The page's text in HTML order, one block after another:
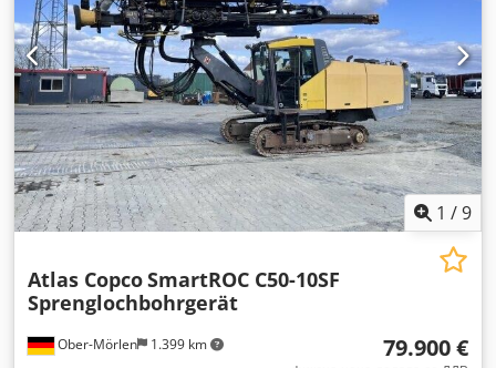
1 /9
Ober-Mörlen 1.399 km
Atlas CopcoSmartROC C50-10SF
Sprenglochbohrgerät
79.900 €